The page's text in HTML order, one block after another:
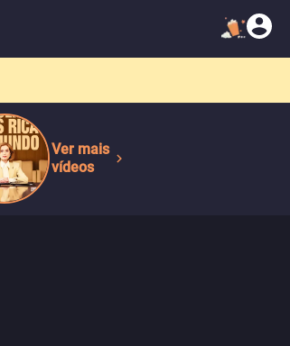
Ver mais
vídeos